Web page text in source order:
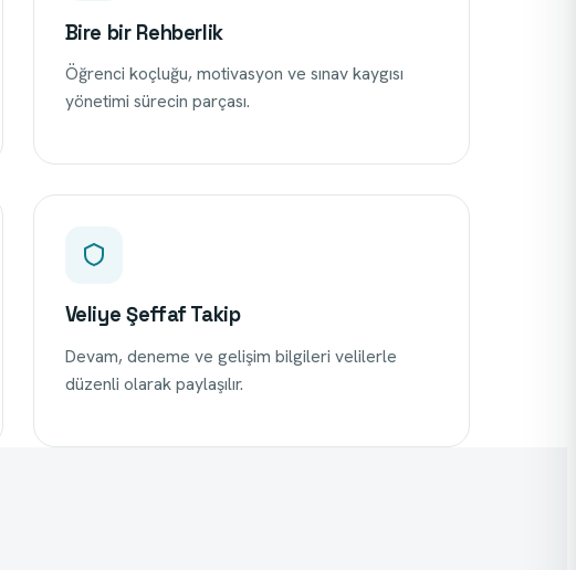
Bire bir Rehberlik
Öğrenci koçluğu, motivasyon ve sınav kaygısı
yönetimi sürecin parçası.
Veliye Şeffaf Takip
Devam, deneme ve gelişim bilgileri velilerle
düzenli olarak paylaşılır.